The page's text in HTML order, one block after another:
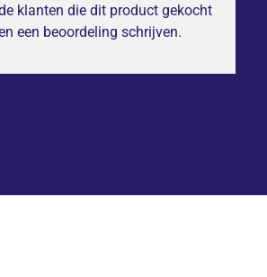
klanten die dit product gekocht
een beoordeling schrijven.